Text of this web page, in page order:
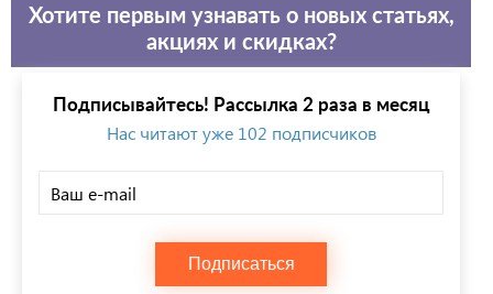
Хотите первым узнавать о новых статьях,
акциях и скидках?
Подписывайтесь! Рассылка 2 раза в месяц
Нас читают уже 102 подписчиков
Подписаться